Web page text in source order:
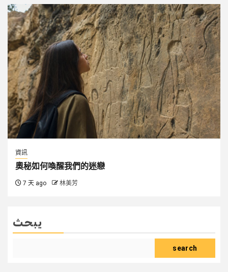
資訊
奧秘如何喚醒我們的迷戀
7 天 ago 林美芳
يبحث
search